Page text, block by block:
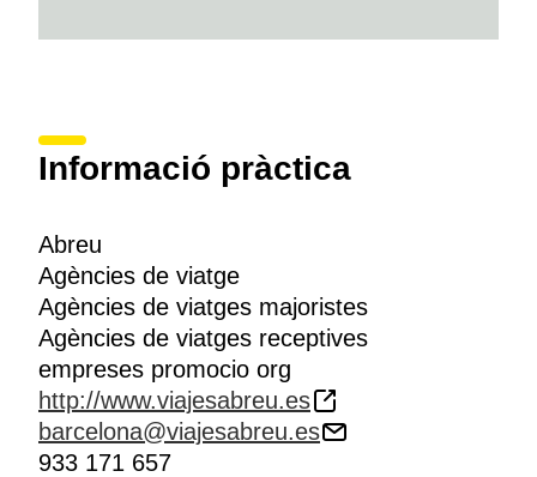
Informació pràctica
Abreu
Agències de viatge
Agències de viatges majoristes
Agències de viatges receptives
empreses promocio org
http://www.viajesabreu.es
barcelona@viajesabreu.es
933 171 657